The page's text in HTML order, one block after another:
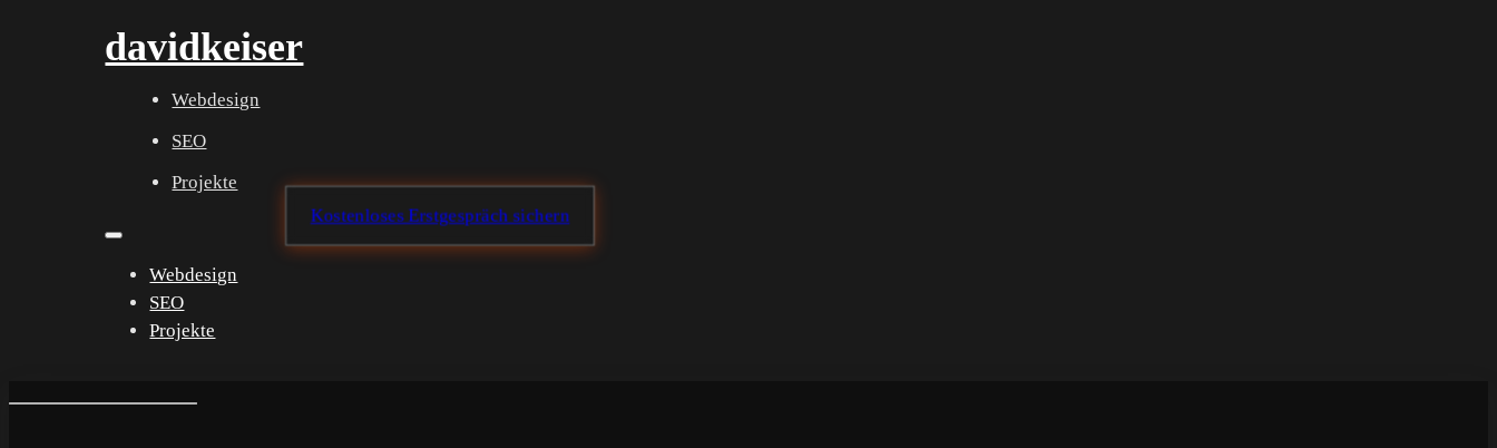
davidkeiser
Webdesign
SEO
Projekte
Webdesign
SEO
Projekte
Kostenloses Erstgespräch sichern